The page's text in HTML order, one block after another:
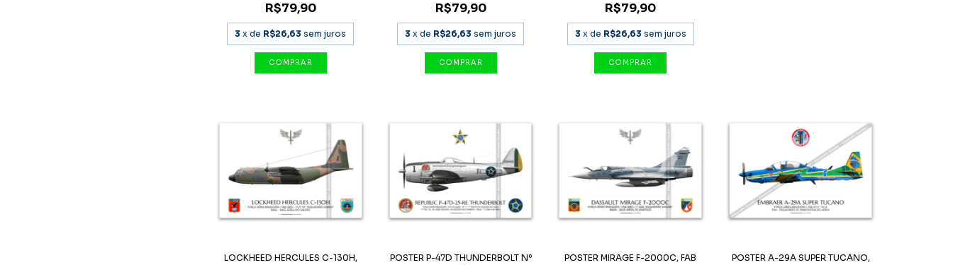
R$79,90
3 x de R$26,63 sem juros
R$79,90
3 x de R$26,63 sem juros
R$79,90
3 x de R$26,63 sem juros
LOCKHEED HERCULES C-130H,
POSTER P-47D THUNDERBOLT Nº
POSTER MIRAGE F-2000C, FAB
POSTER A-29A SUPER TUCANO,